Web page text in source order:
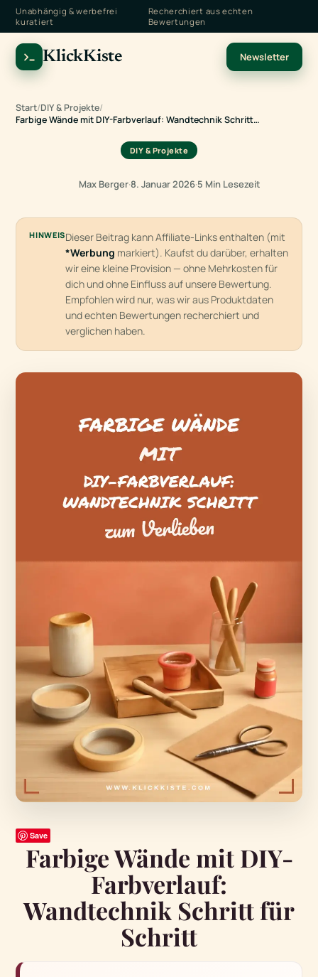
Unabhängig & werbefrei
kuratiert
Recherchiert aus echten
Bewertungen
KlickKiste Newsletter
Start/DIY & Projekte/
Farbige Wände mit DIY-Farbverlauf: Wandtechnik Schritt…
DIY & Projekte
Max Berger·8. Januar 2026·5 Min Lesezeit
HINWEISDieser Beitrag kann Affiliate-Links enthalten (mit
*Werbung markiert). Kaufst du darüber, erhalten
wir eine kleine Provision — ohne Mehrkosten für
dich und ohne Einfluss auf unsere Bewertung.
Empfohlen wird nur, was wir aus Produktdaten
und echten Bewertungen recherchiert und
verglichen haben.
Save
Farbige Wände mit DIY-
Farbverlauf:
Wandtechnik Schritt für
Schritt